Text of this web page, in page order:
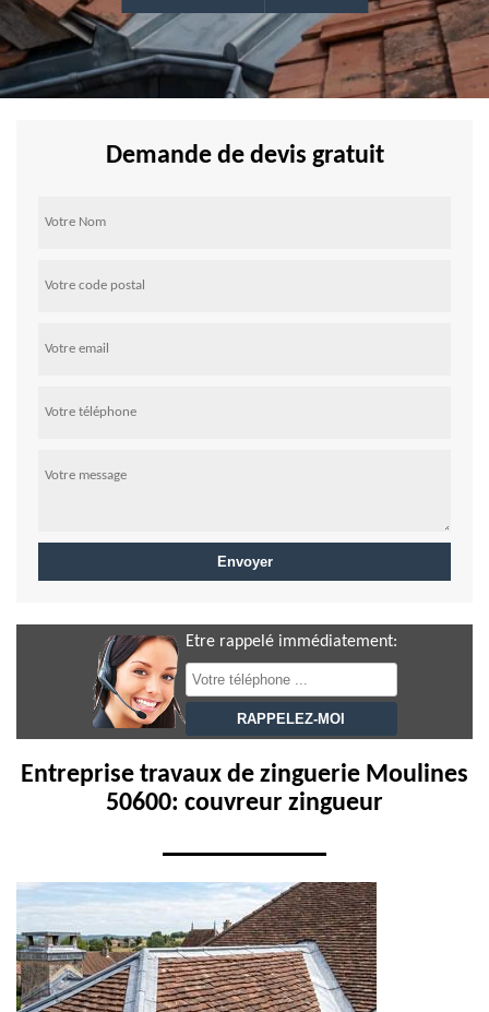
Demande de devis gratuit
Etre rappelé immédiatement:
Entreprise travaux de zinguerie Moulines
50600: couvreur zingueur